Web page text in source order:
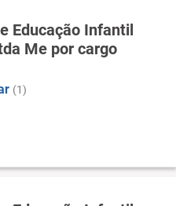
Educação Infantil
Me por cargo
(1)